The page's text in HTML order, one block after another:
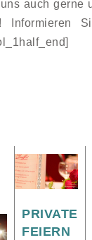
auch gerne
Informieren
PRIVATE
FEIERN